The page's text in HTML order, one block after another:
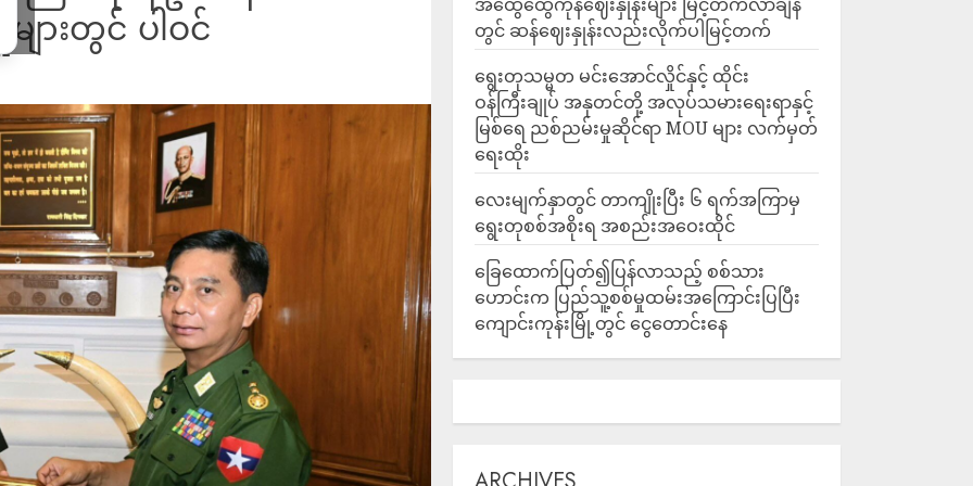
ားတွင် ပါဝင်
တွင် ဆန်ဈေးနှုန်းလည်းလိုက်ပါမြင့်တက်
ရွေးတုသမ္မတ မင်းအောင်လှိုင်နှင့် ထိုင်း
ဝန်ကြီးချုပ် အနုတင်တို့ အလုပ်သမားရေးရာနှင့်
မြစ်ရေ ညစ်ညမ်းမှုဆိုင်ရာ MOU များ လက်မှတ်
ရေးထိုး
လေးမျက်နှာတွင် တာကျိုးပြီး ၆ ရက်အကြာမှ
ရွေးတုစစ်အစိုးရ အစည်းအဝေးထိုင်
ခြေထောက်ပြတ်၍ပြန်လာသည့် စစ်သား
ဟောင်းက ပြည်သူ့စစ်မှုထမ်းအကြောင်းပြပြီး
ကျောင်းကုန်းမြို့တွင် ငွေတောင်းနေ